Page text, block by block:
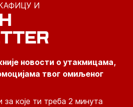
И
новости о утакмицама,
твог омиљеног
за које ти треба 2 минута